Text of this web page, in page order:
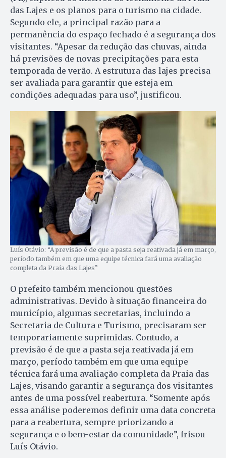
das Lajes e os planos para o turismo na cidade.
Segundo ele, a principal razão para a
permanência do espaço fechado é a segurança dos
visitantes. “Apesar da redução das chuvas, ainda
há previsões de novas precipitações para esta
temporada de verão. A estrutura das lajes precisa
ser avaliada para garantir que esteja em
condições adequadas para uso”, justificou.
Luís Otávio: “A previsão é de que a pasta seja reativada já em março,
período também em que uma equipe técnica fará uma avaliação
completa da Praia das Lajes”
O prefeito também mencionou questões
administrativas. Devido à situação financeira do
município, algumas secretarias, incluindo a
Secretaria de Cultura e Turismo, precisaram ser
temporariamente suprimidas. Contudo, a
previsão é de que a pasta seja reativada já em
março, período também em que uma equipe
técnica fará uma avaliação completa da Praia das
Lajes, visando garantir a segurança dos visitantes
antes de uma possível reabertura. “Somente após
essa análise poderemos definir uma data concreta
para a reabertura, sempre priorizando a
segurança e o bem-estar da comunidade”, frisou
Luís Otávio.